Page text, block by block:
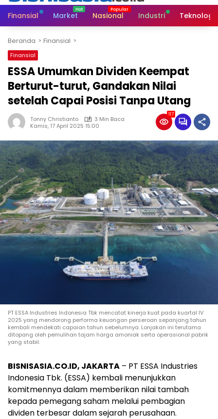
Finansial Market Nasional Industri Teknologi
Beranda Finansial
Finansial
ESSA Umumkan Dividen Keempat
Berturut-turut, Gandakan Nilai
setelah Capai Posisi Tanpa Utang
Tonny Christianto
3 Min Baca
Kamis, 17 April 2025 15:00
117
PT ESSA Industries Indonesia Tbk mencatat kinerja kuat pada kuartal IV
2025 yang mendorong performa keuangan perseroan sepanjang tahun
kembali mendekati capaian tahun sebelumnya. Lonjakan ini terutama
ditopang oleh pemulihan tajam harga amoniak serta operasional pabrik
yang stabil.
BISNISASIA.CO.ID, JAKARTA – PT ESSA Industries
Indonesia Tbk. (ESSA) kembali menunjukkan
komitmennya dalam memberikan nilai tambah
kepada pemegang saham melalui pembagian
dividen terbesar dalam sejarah perusahaan.